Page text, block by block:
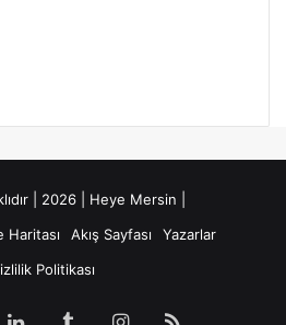
| 2026 | Heye Mersin |
Haritası Akış Sayfası
Yazarlar
Politikası